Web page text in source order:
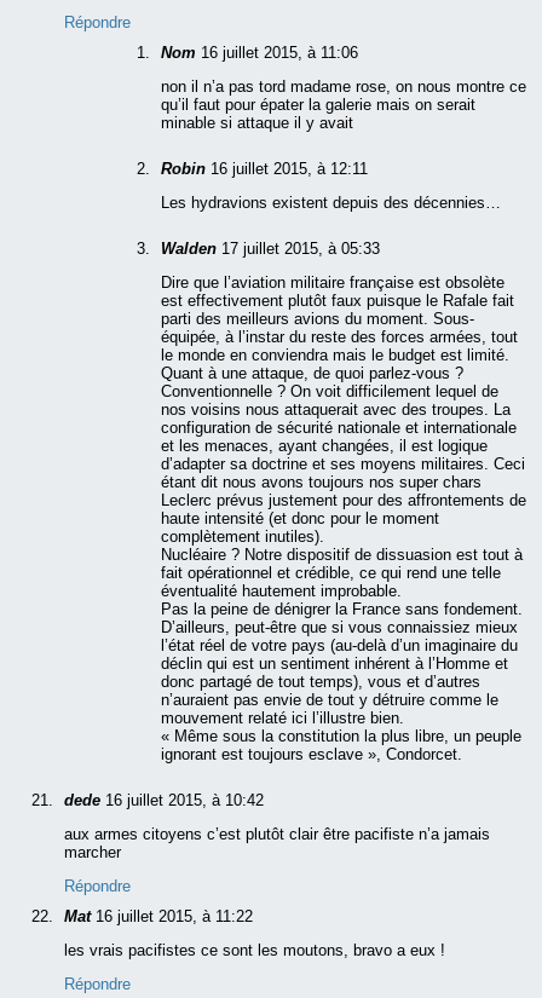
Répondre
Nom 16 juillet 2015, à 11:06
non il n’a pas tord madame rose, on nous montre ce
qu’il faut pour épater la galerie mais on serait
minable si attaque il y avait
Robin 16 juillet 2015, à 12:11
Les hydravions existent depuis des décennies…
Walden 17 juillet 2015, à 05:33
Dire que l’aviation militaire française est obsolète
est effectivement plutôt faux puisque le Rafale fait
parti des meilleurs avions du moment. Sous-
équipée, à l’instar du reste des forces armées, tout
le monde en conviendra mais le budget est limité.
Quant à une attaque, de quoi parlez-vous ?
Conventionnelle ? On voit difficilement lequel de
nos voisins nous attaquerait avec des troupes. La
configuration de sécurité nationale et internationale
et les menaces, ayant changées, il est logique
d’adapter sa doctrine et ses moyens militaires. Ceci
étant dit nous avons toujours nos super chars
Leclerc prévus justement pour des affrontements de
haute intensité (et donc pour le moment
complètement inutiles).
Nucléaire ? Notre dispositif de dissuasion est tout à
fait opérationnel et crédible, ce qui rend une telle
éventualité hautement improbable.
Pas la peine de dénigrer la France sans fondement.
D’ailleurs, peut-être que si vous connaissiez mieux
l’état réel de votre pays (au-delà d’un imaginaire du
déclin qui est un sentiment inhérent à l’Homme et
donc partagé de tout temps), vous et d’autres
n’auraient pas envie de tout y détruire comme le
mouvement relaté ici l’illustre bien.
« Même sous la constitution la plus libre, un peuple
ignorant est toujours esclave », Condorcet.
dede 16 juillet 2015, à 10:42
aux armes citoyens c’est plutôt clair être pacifiste n’a jamais
marcher
Répondre
Mat 16 juillet 2015, à 11:22
les vrais pacifistes ce sont les moutons, bravo a eux !
Répondre